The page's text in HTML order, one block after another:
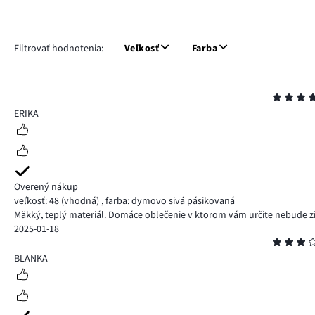
Filtrovať hodnotenia: Veľkosť Farba
5
ERIKA
Overený nákup
veľkosť: 48 (vhodná) ,farba: dymovo sivá pásikovaná
Mäkký, teplý materiál. Domáce oblečenie v ktorom vám určite nebude
2025-01-18
3
BLANKA